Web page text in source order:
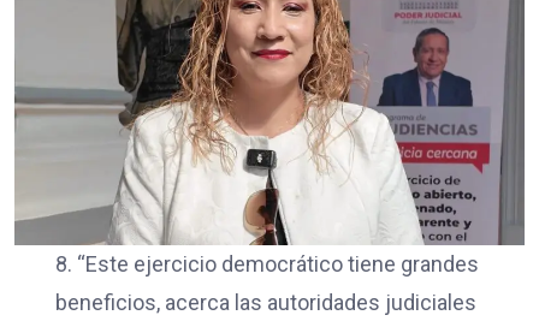
8. “Este ejercicio democrático tiene grandes
beneficios, acerca las autoridades judiciales